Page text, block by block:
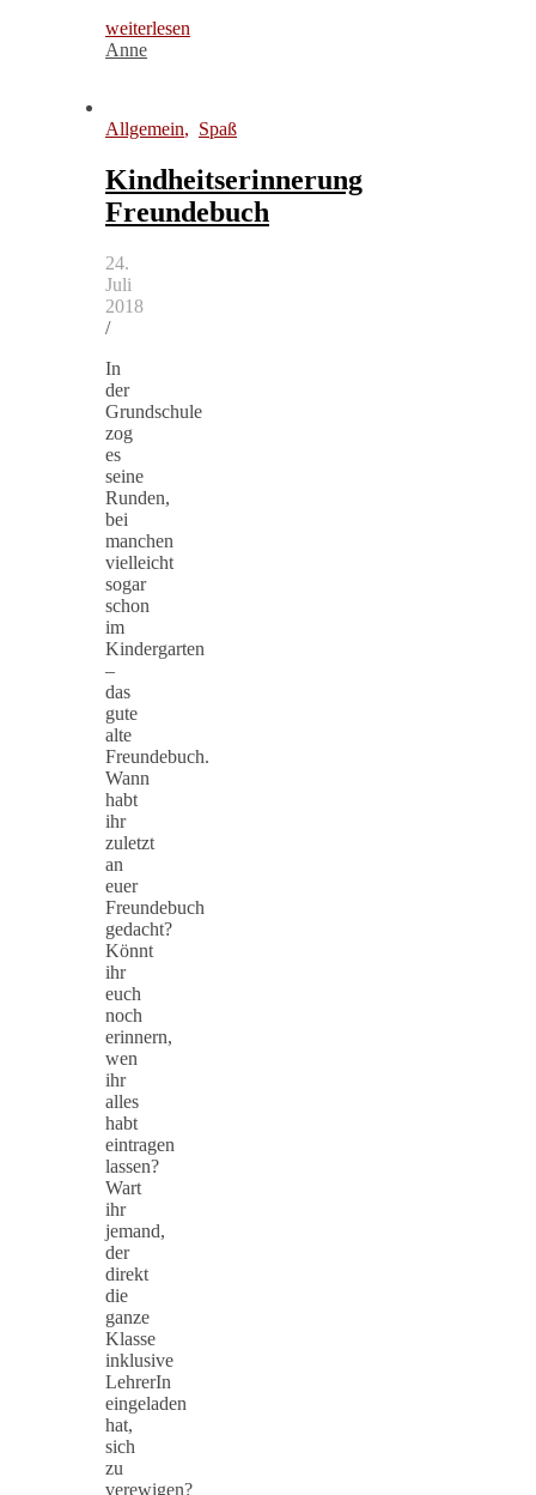
weiterlesen
Anne
Allgemein, Spaß
Kindheitserinnerung
Freundebuch
24.
Juli
2018
/
In
der
Grundschule
zog
es
seine
Runden,
bei
manchen
vielleicht
sogar
schon
im
Kindergarten
–
das
gute
alte
Freundebuch.
Wann
habt
ihr
zuletzt
an
euer
Freundebuch
gedacht?
Könnt
ihr
euch
noch
erinnern,
wen
ihr
alles
habt
eintragen
lassen?
Wart
ihr
jemand,
der
direkt
die
ganze
Klasse
inklusive
LehrerIn
eingeladen
hat,
sich
zu
verewigen?